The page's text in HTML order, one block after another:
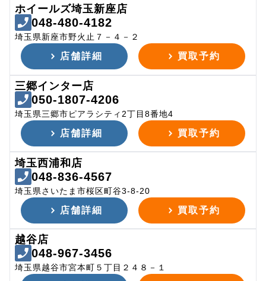
ホイールズ埼玉新座店
048-480-4182
埼玉県新座市野火止７－４－２
店舗詳細 買取予約
三郷インター店
050-1807-4206
埼玉県三郷市ピアラシティ2丁目8番地4
店舗詳細 買取予約
埼玉西浦和店
048-836-4567
埼玉県さいたま市桜区町谷3-8-20
店舗詳細 買取予約
越谷店
048-967-3456
埼玉県越谷市宮本町５丁目２４８－１